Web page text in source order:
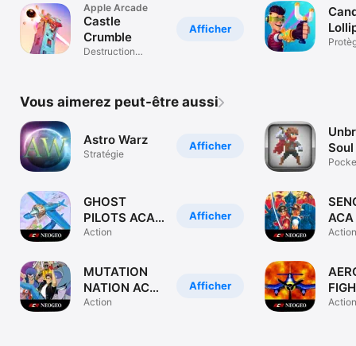
Afficher
Apple Arcade
Castle
Crumble
Destruction
Vous aimerez peut-être aussi
Afficher
Astro Warz
Stratégie
Afficher
GHOST
PILOTS ACA
NEOGEO
Action
Afficher
MUTATION
NATION ACA
NEOGEO
Action
Soul
ACA
Action
ACA
Action